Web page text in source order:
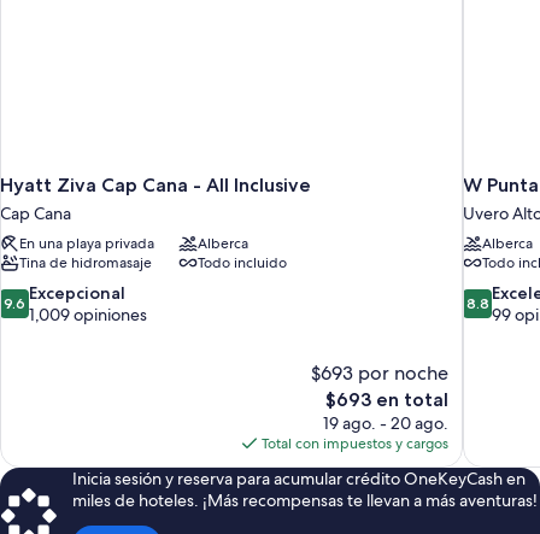
Hyatt Ziva Cap Cana - All Inclusive
Cap Cana
En una playa privada
Alberca
Tina de hidromasaje
Todo incluido
9.6
de
9.6 Excepcional
1,009 opiniones
$693 por noche
El
precio
actual
es
de
$693
$693 en total
19 ago. - 20 ago.
Total con impuestos y cargos
W
Uvero
Alberca
Todo
8.8
de
8.8
99
Inicia sesión y reserva para acumular crédito OneKeyCash en
miles de hoteles. ¡Más recompensas te llevan a más aventuras!